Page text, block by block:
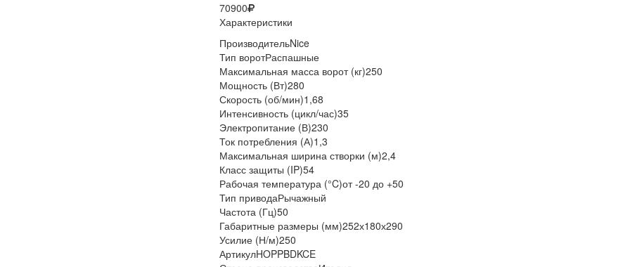
70900
Характеристики
ПроизводительNice
Тип воротРаспашные
Максимальная масса ворот (кг)250
Мощность (Вт)280
Скорость (об/мин)1,68
Интенсивность (цикл/час)35
Электропитание (В)230
Ток потребления (А)1,3
Максимальная ширина створки (м)2,4
Класс защиты (IP)54
Рабочая температура (°C)от -20 до +50
Тип приводаРычажный
Частота (Гц)50
Габаритные размеры (мм)252х180х290
Усилие (Н/м)250
АртикулHOPPBDKCE